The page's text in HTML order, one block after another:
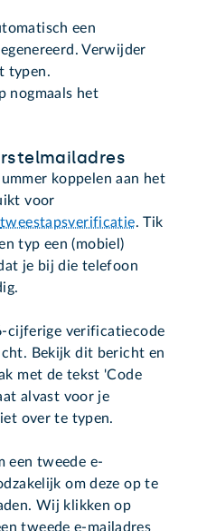
een
Verwijder
typen.
nogmaals het
koppelen aan het
voor
tweestapsverificatie. Tik
typ een (mobiel)
je bij die telefoon
cijferige verificatiecode
Bekijk dit bericht en
met de tekst 'Code
alvast voor je
over te typen.
een tweede e-
om deze op te
Wij klikken op
tweede e-mailadres